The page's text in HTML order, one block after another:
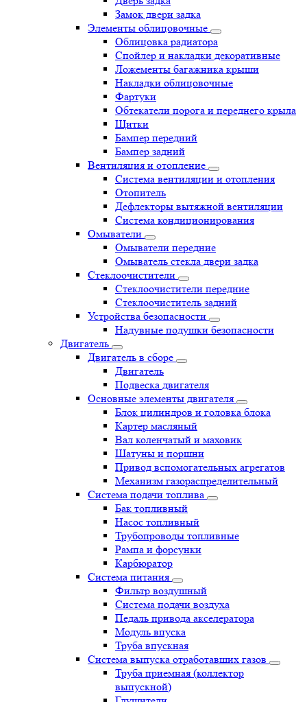
Замок двери задка
Элементы облицовочные
Облицовка радиатора
Спойлер и накладки декоративные
Ложементы багажника крыши
Накладки облицовочные
Фартуки
Обтекатели порога и переднего крыла
Щитки
Бампер передний
Бампер задний
Вентиляция и отопление
Система вентиляции и отопления
Отопитель
Дефлекторы вытяжной вентиляции
Система кондиционирования
Омыватели
Омыватели передние
Омыватель стекла двери задка
Стеклоочистители
Стеклоочистители передние
Стеклоочиститель задний
Устройства безопасности
Надувные подушки безопасности
Двигатель
Двигатель в сборе
Двигатель
Подвеска двигателя
Основные элементы двигателя
Блок цилиндров и головка блока
Картер масляный
Вал коленчатый и маховик
Шатуны и поршни
Привод вспомогательных агрегатов
Механизм газораспределительный
Система подачи топлива
Бак топливный
Насос топливный
Трубопроводы топливные
Рампа и форсунки
Карбюратор
Система питания
Фильтр воздушный
Система подачи воздуха
Педаль привода акселератора
Модуль впуска
Труба впускная
Система выпуска отработавших газов
Труба приемная (коллектор
выпускной)